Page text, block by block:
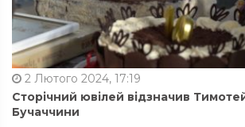
2 Лютого 2024, 17:19
Сторічний ювілей відзначив
Бучаччини